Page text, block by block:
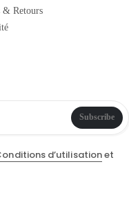
& Retours
Subscribe
d’utilisationet